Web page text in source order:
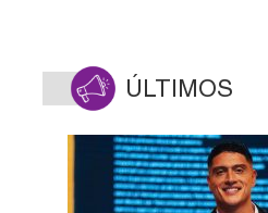
ÚLTIMOS